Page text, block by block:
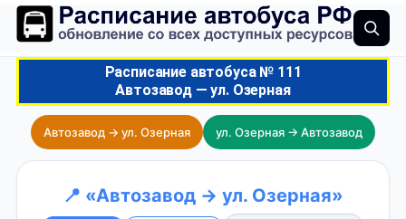
Расписание автобуса № 111
Автозавод — ул. Озерная
Автозавод → ул. Озерная ул. Озерная → Автозавод
📍 «Автозавод → ул. Озерная»